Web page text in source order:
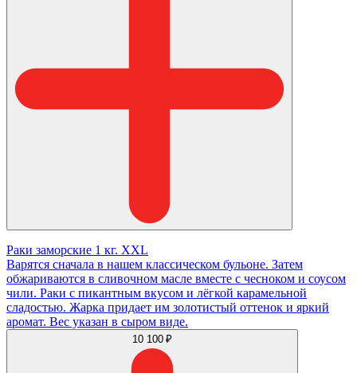
Раки заморские 1 кг. XXL
Варятся сначала в нашем классическом бульоне. Затем
обжариваются в сливочном масле вместе с чесноком и соусом
чили. Раки с пикантным вкусом и лёгкой карамельной
сладостью. Жарка придает им золотистый оттенок и яркий
аромат. Вес указан в сыром виде.
10 100 ₽